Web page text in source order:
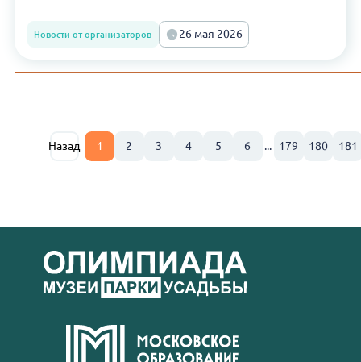
Новости от организаторов 26 мая 2026
Назад 1 2 3 4 5 6 ... 179 180 181